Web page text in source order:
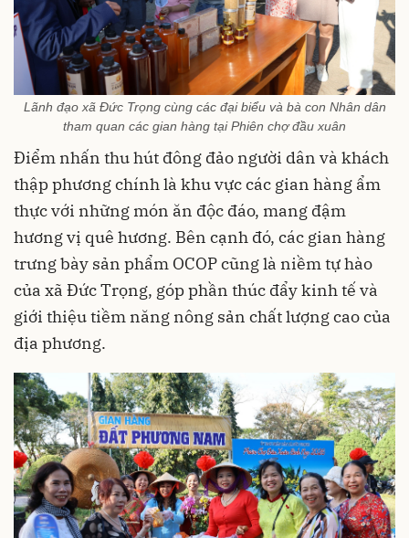
Lãnh đạo xã Đức Trọng cùng các đại biểu và bà con Nhân dân
tham quan các gian hàng tại Phiên chợ đầu xuân
Điểm nhấn thu hút đông đảo người dân và khách
thập phương chính là khu vực các gian hàng ẩm
thực với những món ăn độc đáo, mang đậm
hương vị quê hương. Bên cạnh đó, các gian hàng
trưng bày sản phẩm OCOP cũng là niềm tự hào
của xã Đức Trọng, góp phần thúc đẩy kinh tế và
giới thiệu tiềm năng nông sản chất lượng cao của
địa phương.